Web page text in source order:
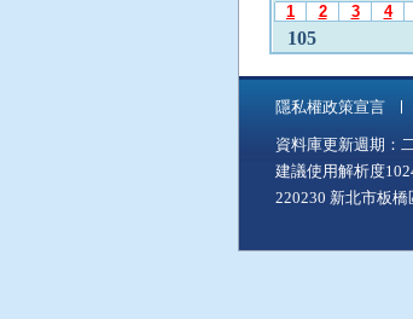
用
l
t
+
至
「
中
主
1 2 3 4
105
1
103
1 2 3 4
102
101
隱私權政策宣言
資料庫更新週期：
建議使用解析度
220230 新北市板